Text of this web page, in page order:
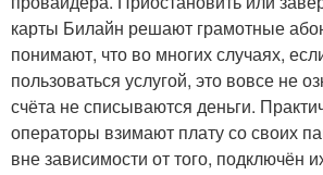
карты Билайн решают грамотные
понимают, что во многих случаях,
пользоваться услугой, это вовсе не
счёта не списываются деньги.
операторы взимают плату со своих
вне зависимости от того, подключён